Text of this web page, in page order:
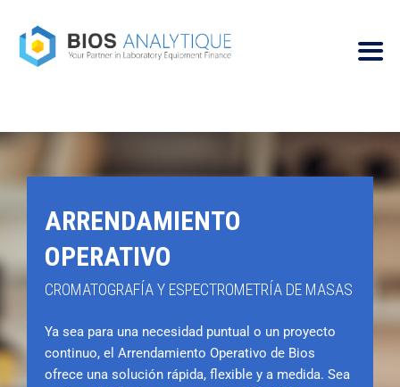
ARRENDAMIENTO
OPERATIVO
CROMATOGRAFÍA Y ESPECTROMETRÍA DE MASAS
Ya sea para una necesidad puntual o un proyecto
continuo, el Arrendamiento Operativo de Bios
ofrece una solución rápida, flexible y a medida. Sea